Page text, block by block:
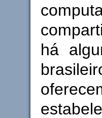
há